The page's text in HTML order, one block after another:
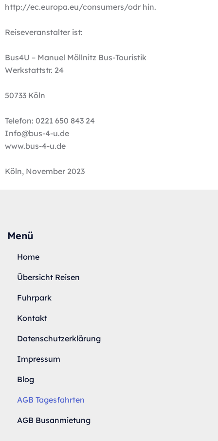
http://ec.europa.eu/consumers/odr hin.
Reiseveranstalter ist:
Bus4U – Manuel Möllnitz Bus-Touristik
Werkstattstr. 24
50733 Köln
Telefon: 0221 650 843 24
Info@bus-4-u.de
www.bus-4-u.de
Köln, November 2023
Menü
Home
Übersicht Reisen
Fuhrpark
Kontakt
Datenschutzerklärung
Impressum
Blog
AGB Tagesfahrten
AGB Busanmietung